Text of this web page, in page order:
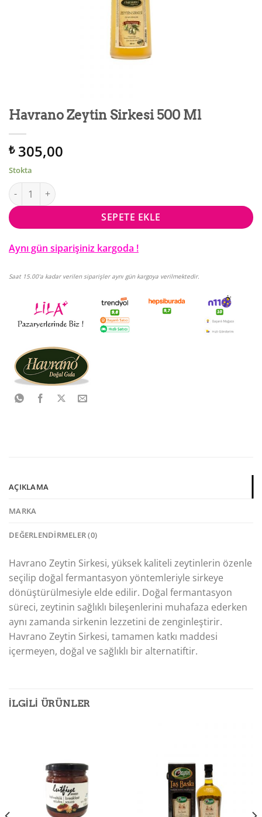
Havrano Zeytin Sirkesi 500 Ml
₺305,00
Stokta
Havrano Zeytin Sirkesi 500 Ml adet
SEPETE EKLE
Aynı gün siparişiniz kargoda !
Saat 15.00'a kadar verilen siparişler aynı gün kargoya verilmektedir.
AÇIKLAMA
MARKA
DEĞERLENDIRMELER (0)
Havrano Zeytin Sirkesi, yüksek kaliteli zeytinlerin özenle
seçilip doğal fermantasyon yöntemleriyle sirkeye
dönüştürülmesiyle elde edilir. Doğal fermantasyon
süreci, zeytinin sağlıklı bileşenlerini muhafaza ederken
aynı zamanda sirkenin lezzetini de zenginleştirir.
Havrano Zeytin Sirkesi, tamamen katkı maddesi
içermeyen, doğal ve sağlıklı bir alternatiftir.
İLGILI ÜRÜNLER